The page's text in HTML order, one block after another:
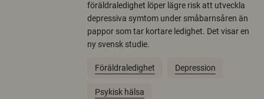
föräldraledighet löper lägre risk att utveckla
depressiva symtom under småbarnsåren än
pappor som tar kortare ledighet. Det visar en
ny svensk studie.
Föräldraledighet Depression
Psykisk hälsa